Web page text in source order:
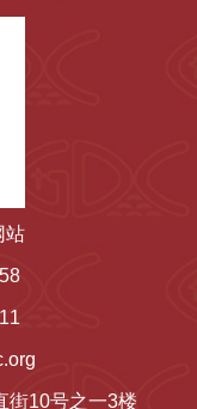
站
街10号之一3楼